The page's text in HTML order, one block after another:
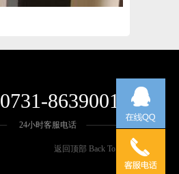
0731-86390018
24小时客服电话
返回顶部 Back To Top